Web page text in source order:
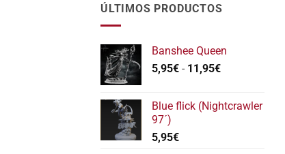
ÚLTIMOS PRODUCTOS
Banshee Queen
5,95€ - 11,95€Rango
desde
Blue flick (Nightcrawler
97´)
5,95€